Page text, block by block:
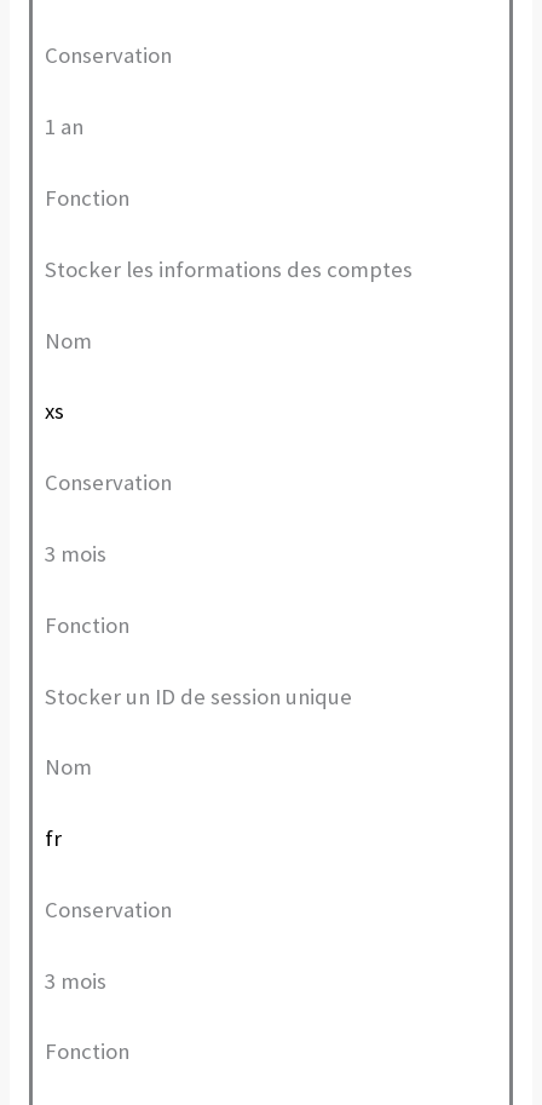
Conservation
1 an
Fonction
Stocker les informations des comptes
Nom
xs
Conservation
3 mois
Fonction
Stocker un ID de session unique
Nom
fr
Conservation
3 mois
Fonction